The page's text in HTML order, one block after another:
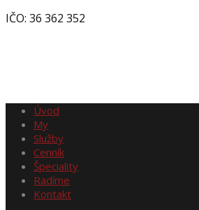
IČO: 36 362 352
Úvod
My
Služby
Cenník
Špeciality
Radíme
Kontakt